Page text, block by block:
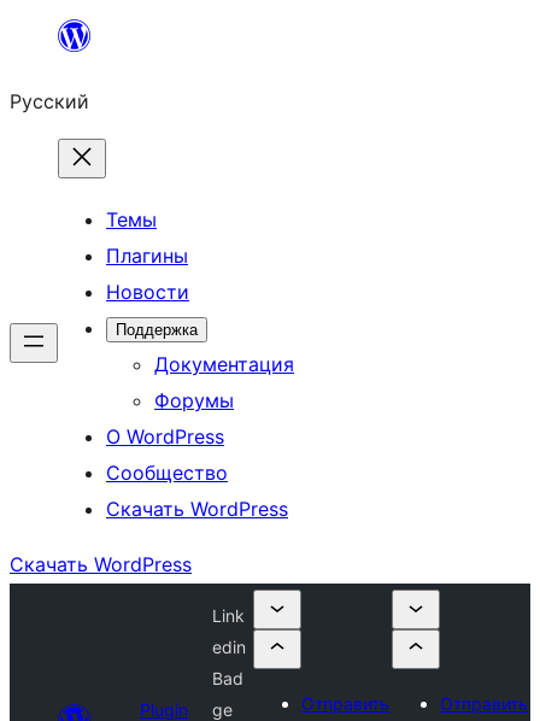
Перейти
содержимому
Русский
Темы
Плагины
Новости
Поддержка
Документация
Форумы
О WordPress
Сообщество
Скачать WordPress
Скачать WordPress
Plugin
Link
edin
Bad
ge
Отправить
Отправить